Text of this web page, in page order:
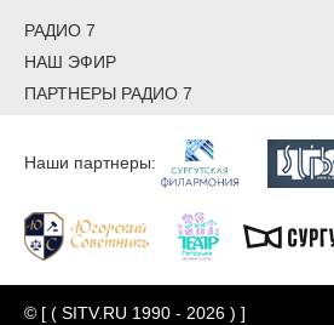
РАДИО 7
НАШ ЭФИР
ПАРТНЕРЫ РАДИО 7
Наши партнеры:
© [ ( SITV.RU 1990 - 2026 ) ]